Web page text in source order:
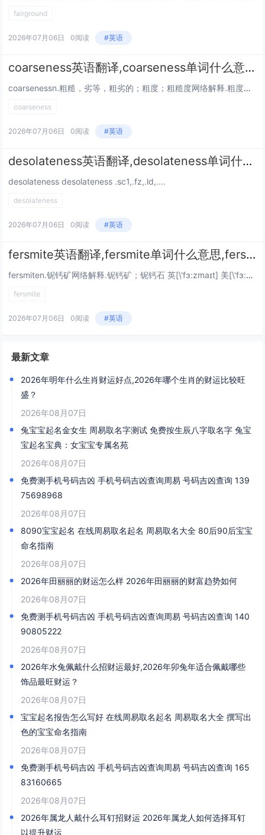
fairground
2026年07月06日 0阅读 #英语
coarseness英语翻译,coarseness单词什么意思,coarseness相关单词词语
coarsenessn.粗糙，劣等，粗劣的；粗度；粗糙度网络解释.粗度；粗糙度；粒度；距离粗测器 美[kɔ:snəs] coarseness...
coarseness
2026年07月06日 0阅读 #英语
desolateness英语翻译,desolateness单词什么意思,desolateness相关单词词语
desolateness desolateness .sc1,.fz,.ld,....
desolateness
2026年07月06日 0阅读 #英语
fersmite英语翻译,fersmite单词什么意思,fersmite相关单词词语
fersmiten.铌钙矿网络解释.铌钙矿；铌钙石 英[\'fɜ:zmaɪt] 美[\'fɜ:zmaɪt] fersmite...
fersmite
2026年07月06日 0阅读 #英语
最新文章
2026年明年什么生肖财运好点,2026年哪个生肖的财运比较旺
盛？
2026年08月07日
兔宝宝起名金女生 周易取名字测试 免费按生辰八字取名字 兔宝
宝起名宝典：女宝宝专属名苑
2026年08月07日
免费测手机号码吉凶 手机号码吉凶查询周易 号码吉凶查询 139
75698968
2026年08月07日
8090宝宝起名 在线周易取名起名 周易取名大全 80后90后宝宝
命名指南
2026年08月07日
2026年田丽丽的财运怎么样 2026年田丽丽的财富趋势如何
2026年08月07日
免费测手机号码吉凶 手机号码吉凶查询周易 号码吉凶查询 140
90805222
2026年08月07日
2026年水兔佩戴什么招财运最好,2026年卯兔年适合佩戴哪些
饰品最旺财运？
2026年08月07日
宝宝起名报告怎么写好 在线周易取名起名 周易取名大全 撰写出
色的宝宝命名指南
2026年08月07日
免费测手机号码吉凶 手机号码吉凶查询周易 号码吉凶查询 165
83160665
2026年08月07日
2026年属龙人戴什么耳钉招财运 2026年属龙人如何选择耳钉
以提升财运